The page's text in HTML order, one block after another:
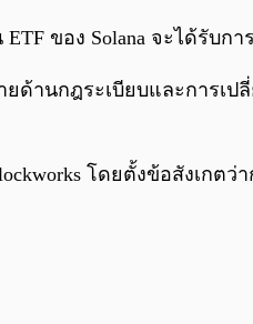
ETF ของ Solana จะได้รั
ยด้านกฎระเบียบและการ
โดยตั้งข้อสังเก